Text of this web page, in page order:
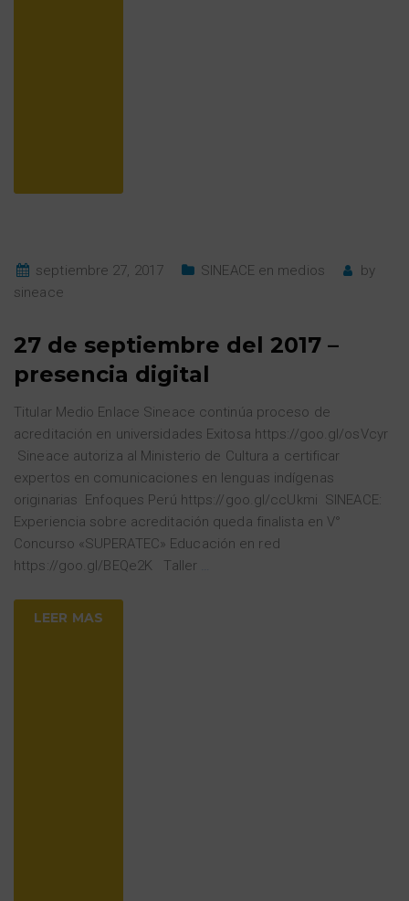
septiembre 27, 2017 SINEACE en medios
by
sineace
27 de septiembre del 2017 –
presencia digital
Titular Medio Enlace Sineace continúa proceso de
acreditación en universidades Exitosa https://goo.gl/osVcyr
Sineace autoriza al Ministerio de Cultura a certificar
expertos en comunicaciones en lenguas indígenas
originarias Enfoques Perú https://goo.gl/ccUkmi SINEACE:
Experiencia sobre acreditación queda finalista en V°
Concurso «SUPERATEC» Educación en red
https://goo.gl/BEQe2K Taller
LEER MAS